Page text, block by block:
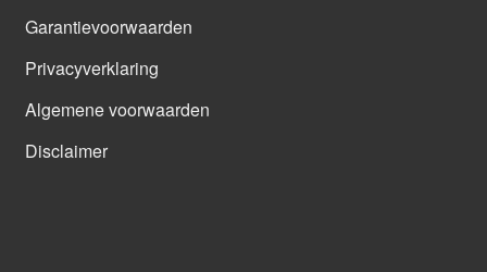
Garantievoorwaarden
Privacyverklaring
Algemene voorwaarden
Disclaimer